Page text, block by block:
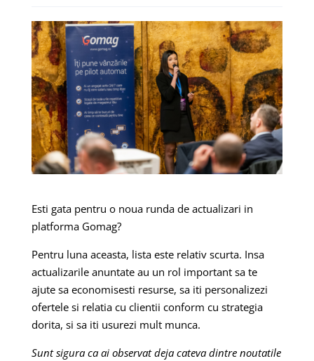
Esti gata pentru o noua runda de actualizari in
platforma Gomag?
Pentru luna aceasta, lista este relativ scurta. Insa
actualizarile anuntate au un rol important sa te
ajute sa economisesti resurse, sa iti personalizezi
ofertele si relatia cu clientii conform cu strategia
dorita, si sa iti usurezi mult munca.
Sunt sigura ca ai observat deja cateva dintre noutatile